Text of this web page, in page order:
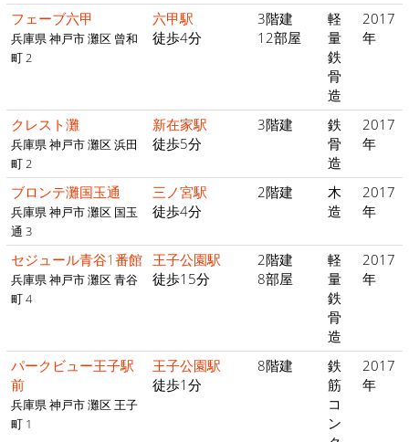
フェーブ六甲
兵庫県 神戸市 灘区 曾和
町 2
六甲駅
徒歩4分
3階建
12部屋
軽
量
鉄
骨
造
2017
年
クレスト灘
兵庫県 神戸市 灘区 浜田
町 2
新在家駅
徒歩5分
3階建
鉄
骨
造
2017
年
ブロンテ灘国玉通
兵庫県 神戸市 灘区 国玉
通 3
三ノ宮駅
徒歩4分
2階建
木
造
2017
年
セジュール青谷1番館
兵庫県 神戸市 灘区 青谷
町 4
王子公園駅
徒歩15分
2階建
8部屋
軽
量
鉄
骨
造
2017
年
パークビュー王子駅
前
兵庫県 神戸市 灘区 王子
町 1
王子公園駅
徒歩1分
8階建
鉄
筋
コ
ン
2017
年